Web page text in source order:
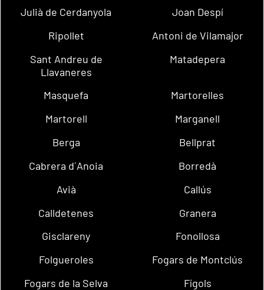
Julià de Cerdanyola
Joan Despí
Ripollet
Antoni de Vilamajor
Sant Andreu de
Llavaneres
Matadepera
Masquefa
Martorelles
Martorell
Marganell
Berga
Bellprat
Cabrera d´Anoia
Borredà
Avià
Callús
Calldetenes
Granera
Gisclareny
Fonollosa
Folgueroles
Fogars de Montclús
Fogars de la Selva
Fígols